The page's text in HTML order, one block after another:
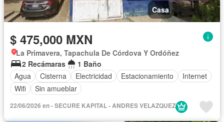
Casa
$ 475,000 MXN
La Primavera, Tapachula De Córdova Y Ordóñez
2 Recámaras
1 Baño
Agua
Cisterna Electricidad Estacionamiento
Internet
Wifi
Sin amueblar
22/06/2026 en - SECURE KAPITAL - ANDRES VELAZQUEZ